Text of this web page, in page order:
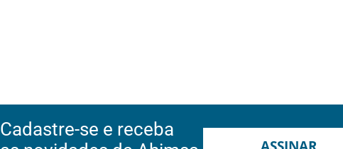
Cadastre-se e receba